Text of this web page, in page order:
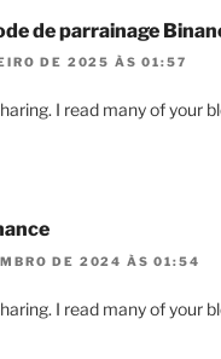
de parrainage
DE 2025 ÀS 01:57
I read many of your
DE 2024 ÀS 01:54
I read many of your